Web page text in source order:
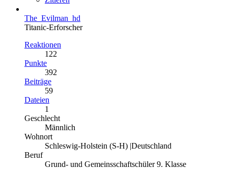
The_Evilman_hd
Titanic-Erforscher
Reaktionen
122
Punkte
392
Beiträge
59
Dateien
1
Geschlecht
Männlich
Wohnort
Schleswig-Holstein (S-H) |Deutschland
Beruf
Grund- und Gemeinsschaftschüler 9. Klasse